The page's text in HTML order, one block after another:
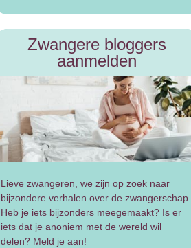
Zwangere bloggers
aanmelden
Lieve zwangeren, we zijn op zoek naar
bijzondere verhalen over de zwangerschap.
Heb je iets bijzonders meegemaakt? Is er
iets dat je anoniem met de wereld wil
delen? Meld je aan!